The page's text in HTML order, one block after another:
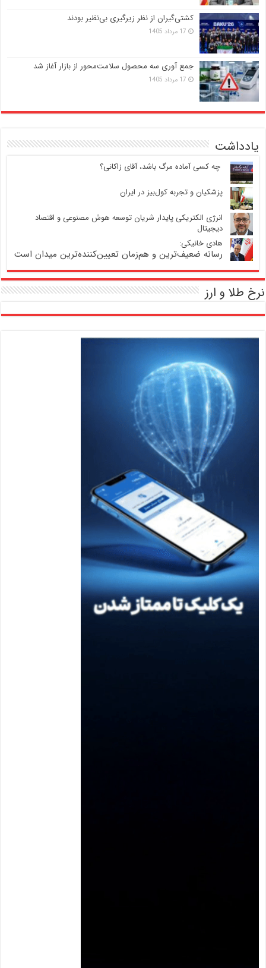
کشتی‌گیران از نظر زیرگیری بی‌نظیر بودند
17 مرداد 1405
جمع آوری سه محصول سلامت‌محور از بازار آغاز شد
17 مرداد 1405
یادداشت
‍ چه کسی آماده مرگ باشد، آقای زاکانی؟
پزشکیان و تجربه کول‌بیز در ایران
انرژی الکتریکی پایدار شریان توسعه هوش مصنوعی و اقتصاد
دیجیتال
هادی خانیکی:
رسانه ضعیف‌ترین و هم‌زمان تعیین‌کننده‌ترین میدان است
نرخ طلا و ارز